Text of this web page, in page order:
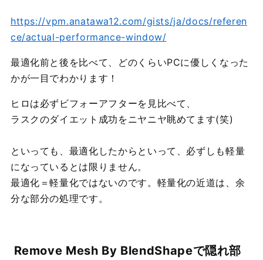
https://vpm.anatawa12.com/gists/ja/docs/referen
ce/actual-performance-window/
最適化前と後を比べて、どのくらいPCに優しくなった
かが一目でわかります！
ヒロは必ずビフォーアフターを見比べて、
ラスクのダイエット成功をニヤニヤ眺めてます(笑)
といっても、最適化したからといって、必ずしも軽量
になっているとは限りません。
最適化＝軽量化ではないのです。軽量化の近道は、余
分な部分の処理です。
Remove Mesh By BlendShapeで隠れ部